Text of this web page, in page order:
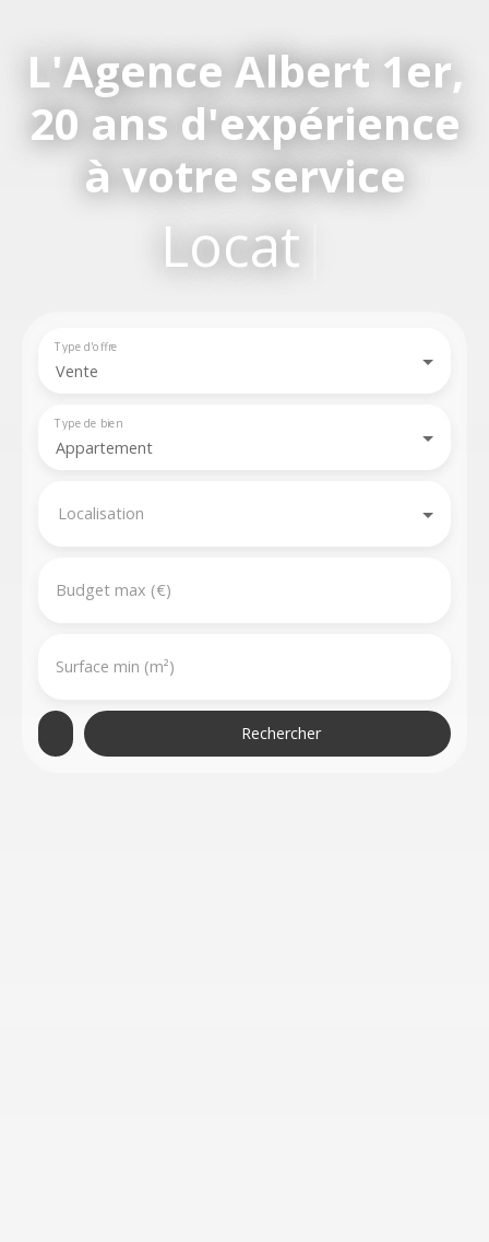
L'Agence Albert 1er,
20 ans d'expérience
à votre service
Location,
Vente
Type d'offre
Appartement
Type de bien
Localisation
Budget max (€)
Surface min (m²)
Rechercher